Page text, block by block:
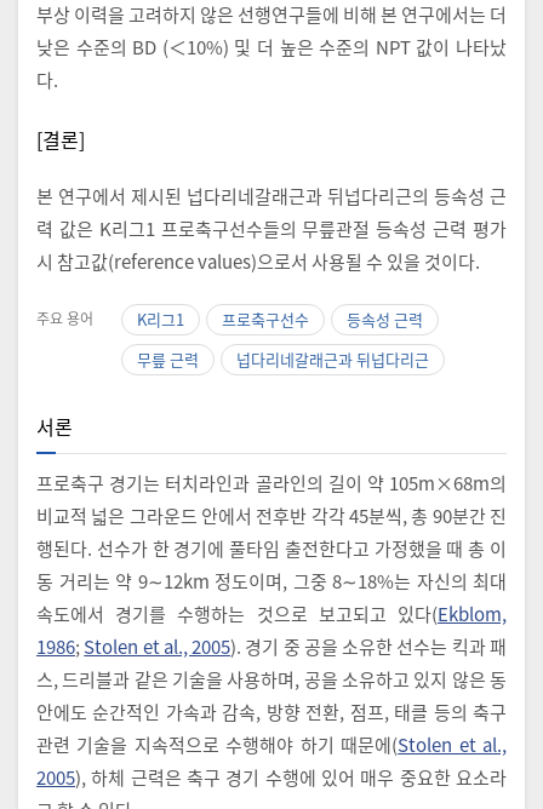
부상 이력을 고려하지 않은 선행연구들에 비해 본 연구에서는 더
낮은 수준의 BD (＜10%) 및 더 높은 수준의 NPT 값이 나타났
다.
[결론]
본 연구에서 제시된 넙다리네갈래근과 뒤넙다리근의 등속성 근
력 값은 K리그1 프로축구선수들의 무릎관절 등속성 근력 평가
시 참고값(reference values)으로서 사용될 수 있을 것이다.
주요 용어 K리그1 프로축구선수
등속성 근력
무릎 근력
넙다리네갈래근과 뒤넙다리근
서론
프로축구 경기는 터치라인과 골라인의 길이 약 105m×68m의
비교적 넓은 그라운드 안에서 전후반 각각 45분씩, 총 90분간 진
행된다. 선수가 한 경기에 풀타임 출전한다고 가정했을 때 총 이
동 거리는 약 9∼12km 정도이며, 그중 8∼18%는 자신의 최대
속도에서 경기를 수행하는 것으로 보고되고 있다(Ekblom,
1986; Stolen et al., 2005). 경기 중 공을 소유한 선수는 킥과 패
스, 드리블과 같은 기술을 사용하며, 공을 소유하고 있지 않은 동
안에도 순간적인 가속과 감속, 방향 전환, 점프, 태클 등의 축구
관련 기술을 지속적으로 수행해야 하기 때문에(Stolen et al.,
2005), 하체 근력은 축구 경기 수행에 있어 매우 중요한 요소라